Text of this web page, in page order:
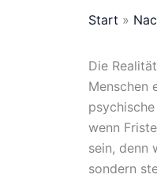
Start
Die
Menschen
wenn
sein, denn
sondern